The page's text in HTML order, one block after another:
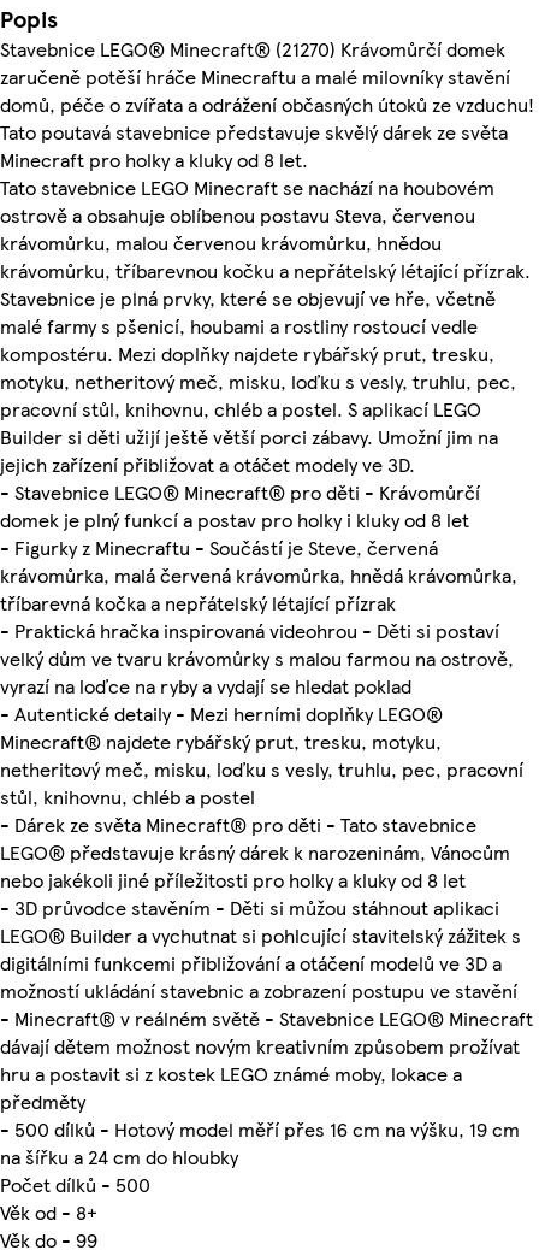
Popis
Stavebnice LEGO® Minecraft® (21270) Krávomůrčí domek
zaručeně potěší hráče Minecraftu a malé milovníky stavění
domů, péče o zvířata a odrážení občasných útoků ze vzduchu!
Tato poutavá stavebnice představuje skvělý dárek ze světa
Minecraft pro holky a kluky od 8 let.
Tato stavebnice LEGO Minecraft se nachází na houbovém
ostrově a obsahuje oblíbenou postavu Steva, červenou
krávomůrku, malou červenou krávomůrku, hnědou
krávomůrku, tříbarevnou kočku a nepřátelský létající přízrak.
Stavebnice je plná prvky, které se objevují ve hře, včetně
malé farmy s pšenicí, houbami a rostliny rostoucí vedle
kompostéru. Mezi doplňky najdete rybářský prut, tresku,
motyku, netheritový meč, misku, loďku s vesly, truhlu, pec,
pracovní stůl, knihovnu, chléb a postel. S aplikací LEGO
Builder si děti užijí ještě větší porci zábavy. Umožní jim na
jejich zařízení přibližovat a otáčet modely ve 3D.
- Stavebnice LEGO® Minecraft® pro děti - Krávomůrčí
domek je plný funkcí a postav pro holky i kluky od 8 let
- Figurky z Minecraftu - Součástí je Steve, červená
krávomůrka, malá červená krávomůrka, hnědá krávomůrka,
tříbarevná kočka a nepřátelský létající přízrak
- Praktická hračka inspirovaná videohrou - Děti si postaví
velký dům ve tvaru krávomůrky s malou farmou na ostrově,
vyrazí na loďce na ryby a vydají se hledat poklad
- Autentické detaily - Mezi herními doplňky LEGO®
Minecraft® najdete rybářský prut, tresku, motyku,
netheritový meč, misku, loďku s vesly, truhlu, pec, pracovní
stůl, knihovnu, chléb a postel
- Dárek ze světa Minecraft® pro děti - Tato stavebnice
LEGO® představuje krásný dárek k narozeninám, Vánocům
nebo jakékoli jiné příležitosti pro holky a kluky od 8 let
- 3D průvodce stavěním - Děti si můžou stáhnout aplikaci
LEGO® Builder a vychutnat si pohlcující stavitelský zážitek s
digitálními funkcemi přibližování a otáčení modelů ve 3D a
možností ukládání stavebnic a zobrazení postupu ve stavění
- Minecraft® v reálném světě - Stavebnice LEGO® Minecraft
dávají dětem možnost novým kreativním způsobem prožívat
hru a postavit si z kostek LEGO známé moby, lokace a
předměty
- 500 dílků - Hotový model měří přes 16 cm na výšku, 19 cm
na šířku a 24 cm do hloubky
Počet dílků - 500
Věk od - 8+
Věk do - 99